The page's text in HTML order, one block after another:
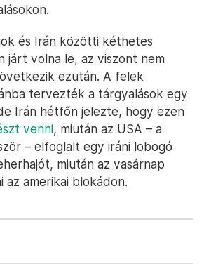
és Irán közötti kéthetes
járt volna le, az viszont nem
ezután. A felek
tervezték a tárgyalások egy
Irán hétfőn jelezte, hogy ezen
venni, miután az USA – a
– elfoglalt egy iráni lobogó
miután az vasárnap
amerikai blokádon.